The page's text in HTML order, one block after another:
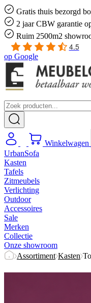
Gratis thuis bezorgd
2 jaar CBW garantie
Ruim 2500m2
4.5
op Google
Winkelwagen
UrbanSofa
Kasten
Tafels
Zitmeubels
Verlichting
Outdoor
Accessoires
Sale
Merken
Collectie
Onze showroom
Assortiment Kasten